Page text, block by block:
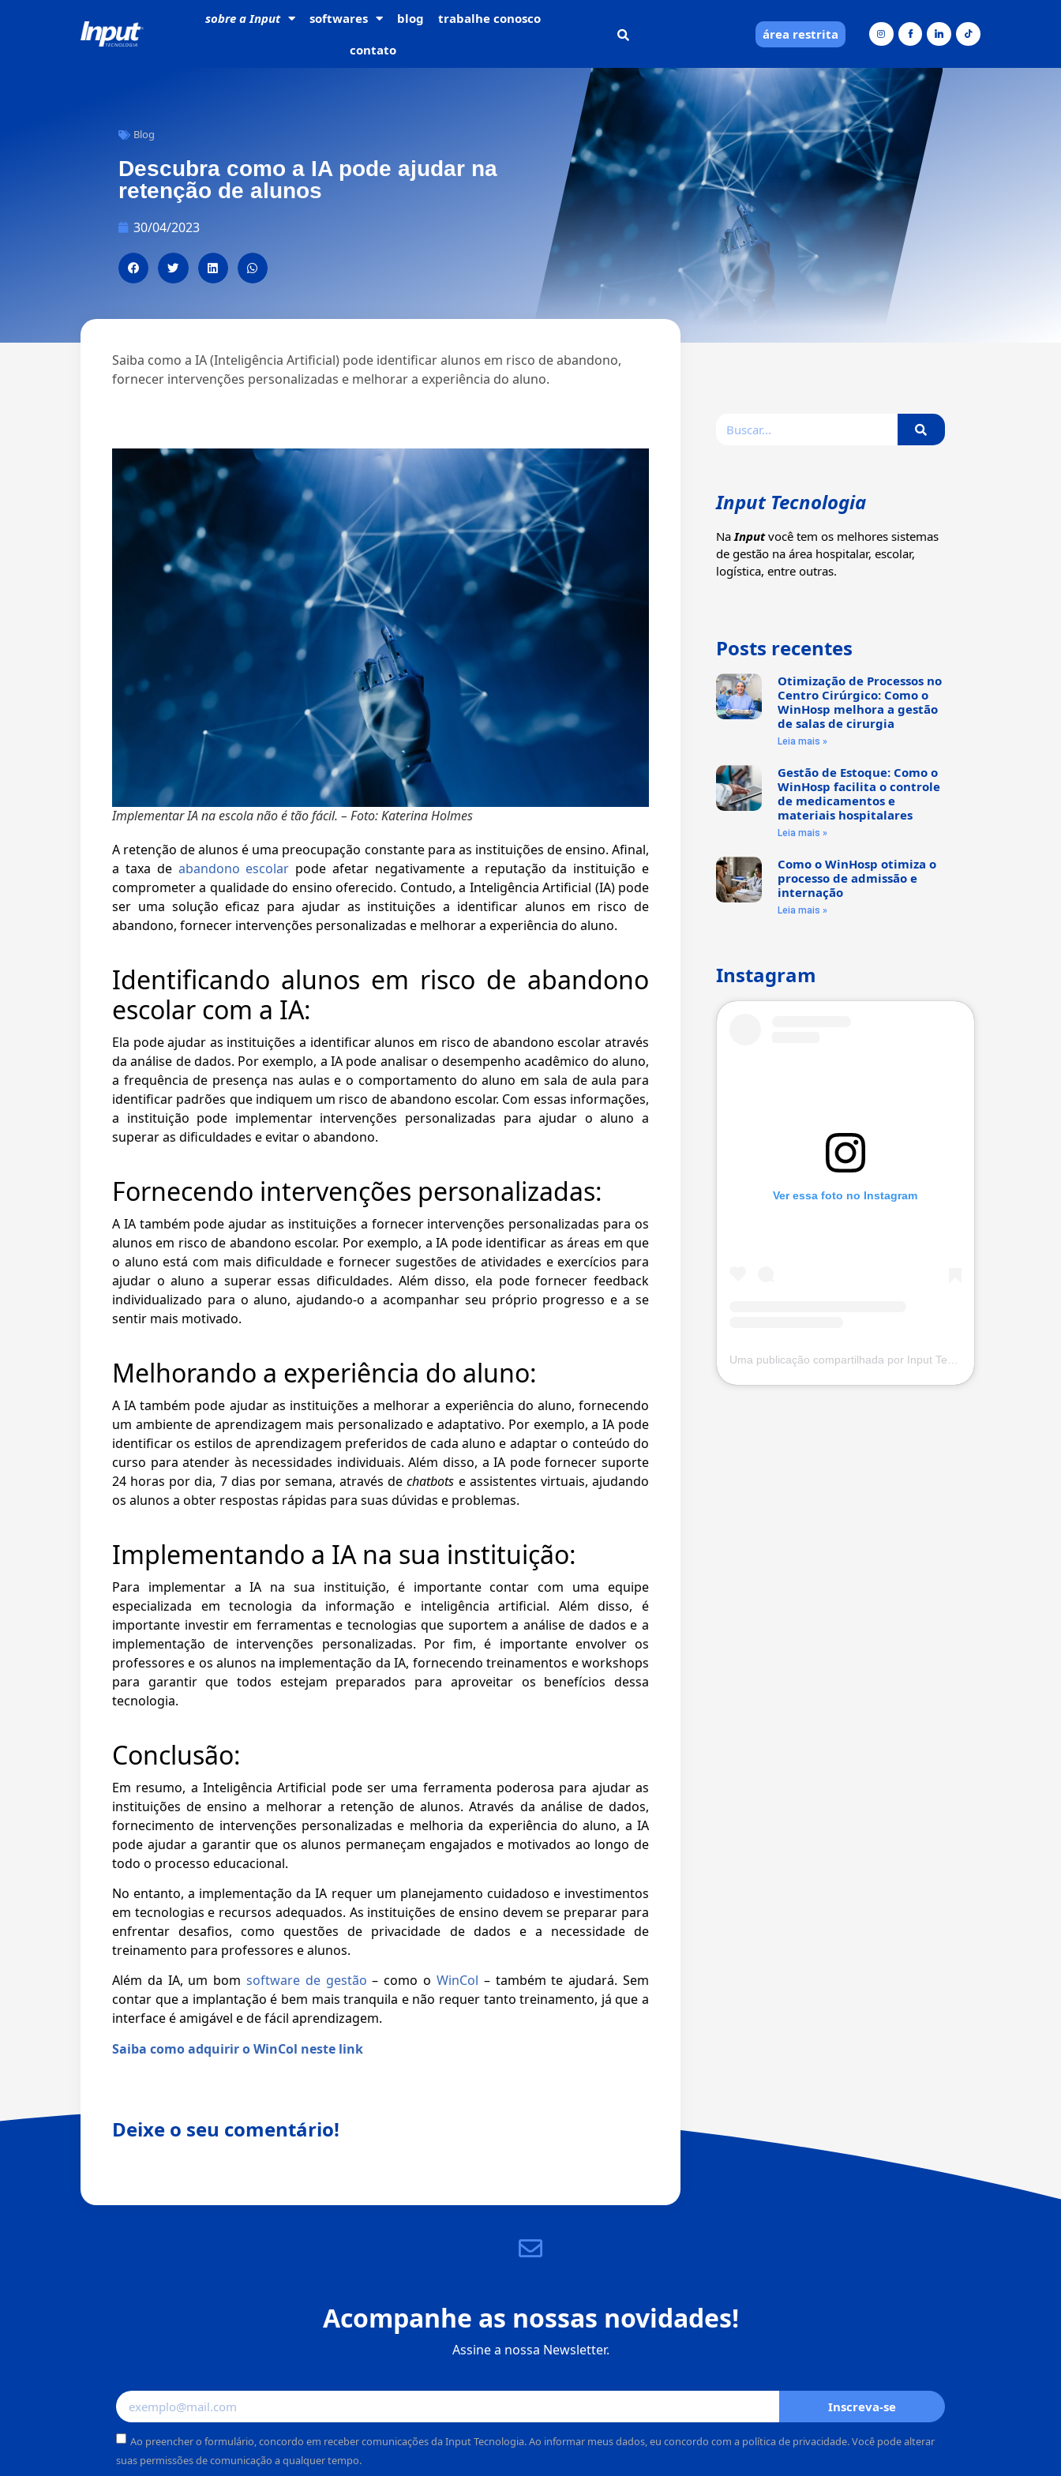
sobre aInput softwares blog
trabalhe conosco
contato
área restrita
Blog
Descubra como a IA pode ajudar na
retenção de alunos
30/04/2023
Saiba como a IA (Inteligência Artificial) pode identificar alunos em risco de abandono,
fornecer intervenções personalizadas e melhorar a experiência do aluno.
Implementar IA na escola não é tão fácil. – Foto: Katerina Holmes
A retenção de alunos é uma preocupação constante para as instituições de ensino. Afinal,
a taxa de abandono escolar pode afetar negativamente a reputação da instituição e
comprometer a qualidade do ensino oferecido. Contudo, a Inteligência Artificial (IA) pode
ser uma solução eficaz para ajudar as instituições a identificar alunos em risco de
abandono, fornecer intervenções personalizadas e melhorar a experiência do aluno.
Identificando alunos em risco de abandono
escolar com a IA:
Ela pode ajudar as instituições a identificar alunos em risco de abandono escolar através
da análise de dados. Por exemplo, a IA pode analisar o desempenho acadêmico do aluno,
a frequência de presença nas aulas e o comportamento do aluno em sala de aula para
identificar padrões que indiquem um risco de abandono escolar. Com essas informações,
a instituição pode implementar intervenções personalizadas para ajudar o aluno a
superar as dificuldades e evitar o abandono.
Fornecendo intervenções personalizadas:
A IA também pode ajudar as instituições a fornecer intervenções personalizadas para os
alunos em risco de abandono escolar. Por exemplo, a IA pode identificar as áreas em que
o aluno está com mais dificuldade e fornecer sugestões de atividades e exercícios para
ajudar o aluno a superar essas dificuldades. Além disso, ela pode fornecer feedback
individualizado para o aluno, ajudando-o a acompanhar seu próprio progresso e a se
sentir mais motivado.
Melhorando a experiência do aluno:
A IA também pode ajudar as instituições a melhorar a experiência do aluno, fornecendo
um ambiente de aprendizagem mais personalizado e adaptativo. Por exemplo, a IA pode
identificar os estilos de aprendizagem preferidos de cada aluno e adaptar o conteúdo do
curso para atender às necessidades individuais. Além disso, a IA pode fornecer suporte
24 horas por dia, 7 dias por semana, através dechatbots e assistentes virtuais, ajudando
os alunos a obter respostas rápidas para suas dúvidas e problemas.
Implementando a IA na sua instituição:
Para implementar a IA na sua instituição, é importante contar com uma equipe
especializada em tecnologia da informação e inteligência artificial. Além disso, é
importante investir em ferramentas e tecnologias que suportem a análise de dados e a
implementação de intervenções personalizadas. Por fim, é importante envolver os
professores e os alunos na implementação da IA, fornecendo treinamentos e workshops
para garantir que todos estejam preparados para aproveitar os benefícios dessa
tecnologia.
Conclusão:
Em resumo, a Inteligência Artificial pode ser uma ferramenta poderosa para ajudar as
instituições de ensino a melhorar a retenção de alunos. Através da análise de dados,
fornecimento de intervenções personalizadas e melhoria da experiência do aluno, a IA
pode ajudar a garantir que os alunos permaneçam engajados e motivados ao longo de
todo o processo educacional.
No entanto, a implementação da IA requer um planejamento cuidadoso e investimentos
em tecnologias e recursos adequados. As instituições de ensino devem se preparar para
enfrentar desafios, como questões de privacidade de dados e a necessidade de
treinamento para professores e alunos.
Além da IA, um bomsoftware de gestão – como o WinCol – também te ajudará. Sem
contar que a implantação é bem mais tranquila e não requer tanto treinamento, já que a
interface é amigável e de fácil aprendizagem.
Saiba como adquirir o WinCol neste link
Deixe o seu comentário!
Input Tecnologia
NaInputvocê tem os melhores sistemas
de gestão na área hospitalar, escolar,
logística, entre outras.
Posts recentes
Otimização de Processos no
Centro Cirúrgico: Como o
WinHosp melhora a gestão
de salas de cirurgia
Leia mais »
Gestão de Estoque: Como o
WinHosp facilita o controle
de medicamentos e
materiais hospitalares
Leia mais »
Como o WinHosp otimiza o
processo de admissão e
internação
Leia mais »
Instagram
Ver essa foto no Instagram
Uma publicação compartilhada por Input Tecnologia (@input.com.vc)
Acompanhe as nossas novidades!
Assine a nossa Newsletter.
Ao preencher o formulário, concordo em receber comunicações da Input Tecnologia. Ao informar meus dados, eu concordo com a política de privacidade. Você pode alterar
suas permissões de comunicação a qualquer tempo.
Inscreva-se